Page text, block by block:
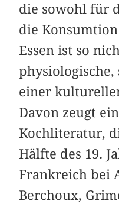
die sowohl für
die
Essen ist so
einer
Davon zeugt
Kochliteratur,
Hälfte des 19.
Frankreich bei
Berchoux,